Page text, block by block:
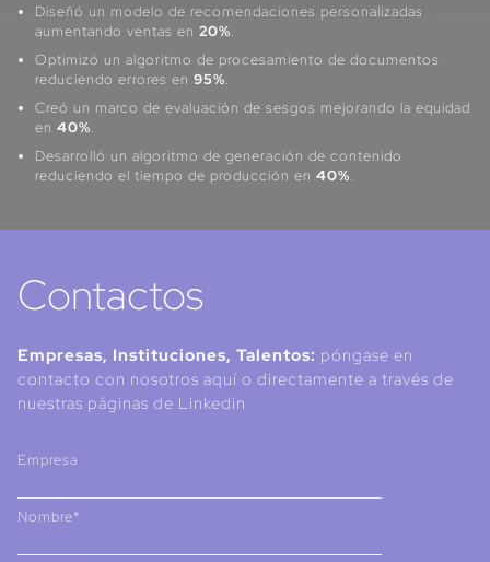
Diseñó un modelo de recomendaciones personalizadas
aumentando ventas en 20%.
Optimizó un algoritmo de procesamiento de documentos
reduciendo errores en 95%.
Creó un marco de evaluación de sesgos mejorando la equidad
en 40%.
Desarrolló un algoritmo de generación de contenido
reduciendo el tiempo de producción en 40%.
Contactos
Empresas, Instituciones, Talentos: póngase en
contacto con nosotros aquí o directamente a través de
nuestras páginas de Linkedin
Empresa
Nombre*